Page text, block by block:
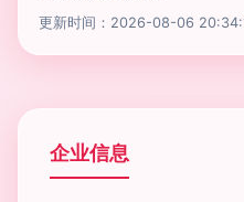
更新时间：2026-08-06
企业信息